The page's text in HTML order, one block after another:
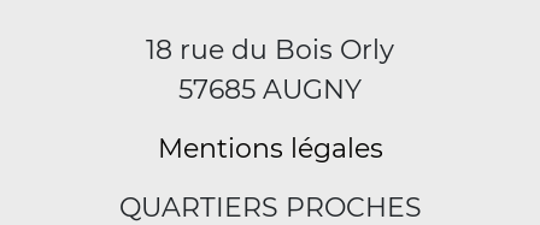
18 rue du Bois Orly
57685 AUGNY
Mentions légales
QUARTIERS PROCHES